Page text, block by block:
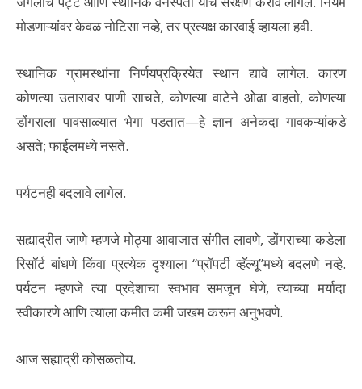
मोडणाऱ्यांवर केवळ नोटिसा नव्हे, तर प्रत्यक्ष कारवाई व्हायला हवी.
स्थानिक ग्रामस्थांना निर्णयप्रक्रियेत स्थान द्यावे लागेल. कारण
कोणत्या उतारावर पाणी साचते, कोणत्या वाटेने ओढा वाहतो, कोणत्या
डोंगराला पावसाळ्यात भेगा पडतात—हे ज्ञान अनेकदा गावकऱ्यांकडे
असते; फाईलमध्ये नसते.
पर्यटनही बदलावे लागेल.
सह्याद्रीत जाणे म्हणजे मोठ्या आवाजात संगीत लावणे, डोंगराच्या कडेला
रिसॉर्ट बांधणे किंवा प्रत्येक दृश्याला “प्रॉपर्टी व्हॅल्यू”मध्ये बदलणे नव्हे.
पर्यटन म्हणजे त्या प्रदेशाचा स्वभाव समजून घेणे, त्याच्या मर्यादा
स्वीकारणे आणि त्याला कमीत कमी जखम करून अनुभवणे.
आज सह्याद्री कोसळतोय.